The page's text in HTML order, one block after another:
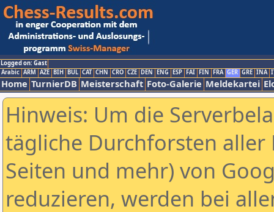
Logged on: Gast
Arabic ARM AZE BIH BUL CAT CHN CRO CZE DEN ENG ESP FAI FIN FRA GER GRE INA
Home TurnierDB Meisterschaft Foto-Galerie Meldekartei
Hinweis: Um die
tägliche Durchforsten aller
Seiten und mehr) von
reduzieren, werden bei